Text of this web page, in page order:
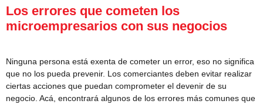
Los errores que cometen los
microempresarios con sus negocios
Ninguna persona está exenta de cometer un error, eso no significa
que no los pueda prevenir. Los comerciantes deben evitar realizar
ciertas acciones que puedan comprometer el devenir de su
negocio. Acá, encontrará algunos de los errores más comunes que